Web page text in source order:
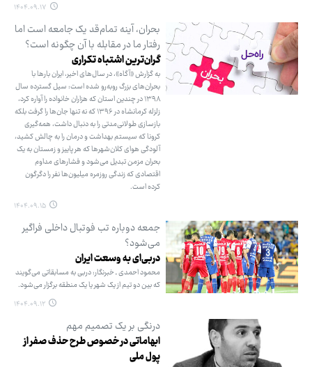
۱۴۰۴.۰۹.۱۷
بحران، آینه تمام‌قد یک جامعه است اما
رفتار ما در مقابله با آن چگونه است؟
گران‌ترین اشتباه تکراری
به گزارش «آگاه»، در سال‌های اخیر، ایران بارها با
بحران‌های بزرگ روبه‌رو شده است: سیل گسترده سال
۱۳۹۸ در چندین استان که هزاران خانواده را آواره کرد،
زلزله کرمانشاه در ۱۳۹۶ که نه تنها جان‌ها را گرفت بلکه
بازسازی طولانی‌مدتی را به دنبال داشت، همه‌گیری
کرونا که سیستم بهداشت و درمان را به چالش کشید،
آلودگی هوای کلان‌شهرها که هر پاییز و زمستان به یک
بحران مزمن تبدیل می‌شود و فشارهای مداوم
اقتصادی که زندگی روزمره میلیون‌ها نفر را دگرگون
کرده است.
۱۴۰۴.۰۹.۱۵
جمعه دوباره تب فوتبال داخلی فراگیر
می‌شود؟
دربی‌ای به وسعت ایران
محمود احمدی ـ خبرنگار: دربی به مسابقاتی می‌گویند
که بین دو تیم از یک شهر یا یک منطقه برگزار می‌شود.
۱۴۰۴.۰۹.۱۲
درنگی بر یک تصمیم مهم
ابهاماتی در خصوص طرح حذف صفر از
پول ملی